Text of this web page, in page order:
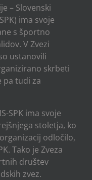
– Slovenski
ima svoje
s športno
V Zvezi
ustanovili
skrbeti
pa tudi za
SPK ima svoje
stoletja, ko
odločilo,
Tako je Zveza
društev
zvez.